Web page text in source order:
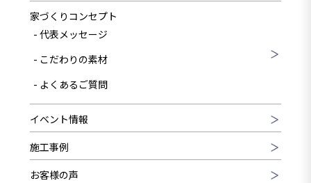
家づくりコンセプト
代表メッセージ
こだわりの素材
よくあるご質問
イベント情報
施工事例
お客様の声